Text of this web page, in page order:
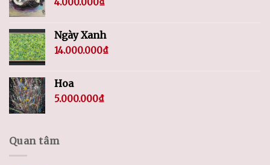
Ngày Xanh
14.000.000₫
Hoa
5.000.000₫
Quan tâm